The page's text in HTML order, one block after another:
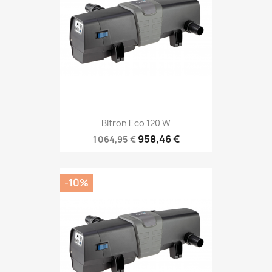
Bitron Eco 120 W
1 064,95 € 958,46 €
-10%